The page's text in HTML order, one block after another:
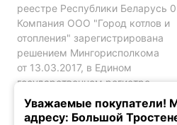
реестре Республики Беларусь
Компания ООО "Город котлов и
отопления" зарегистрирована
решением Мингорисполкома
от 13.03.2017, в Едином
государственном регистре
юр. лиц и индивидуальных
предпринимателей за
Уважаемые покупатели!
адресу: Большой